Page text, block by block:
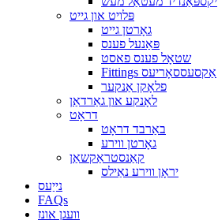
פּלויט און גייט
גאָרטן גייט
פּאַנעל פענס
שטאָל פענס פאסט
Fittings אַקסעססאָריעס
פלאָקן אַנקער
לאָנקע און גאַרדאַן
דראָט
באַרבד דראָט
גאָרטן ווירע
קאַנסטראַקשאַן
יראָן ווירע נאַילס
נייַעס
FAQs
וועגן אונז